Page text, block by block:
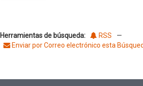
Herramientas de búsqueda: RSS
—
Enviar por Correo electrónico esta